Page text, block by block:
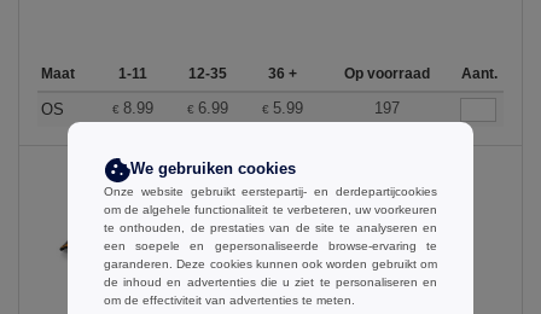
Maat 1-11 12-35 36 + Op voorraad Aant.
OS € 8.99 € 6.99 € 5.99 197
Black / Orange
We gebruiken cookies
Onze website gebruikt eerstepartij- en derdepartijcookies
om de algehele functionaliteit te verbeteren, uw voorkeuren
te onthouden, de prestaties van de site te analyseren en
een soepele en gepersonaliseerde browse-ervaring te
garanderen. Deze cookies kunnen ook worden gebruikt om
de inhoud en advertenties die u ziet te personaliseren en
om de effectiviteit van advertenties te meten.